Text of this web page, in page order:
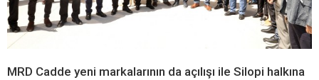
MRD Cadde yeni markalarının da açılışı ile Silopi halkına